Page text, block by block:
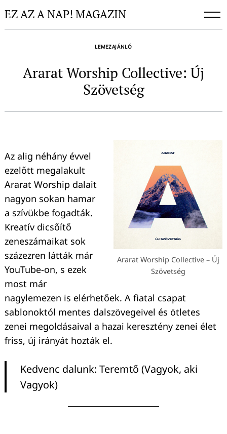
toEZ AZ A NAP! MAGAZIN
LEMEZAJÁNLÓ
Ararat Worship Collective: Új
Szövetség
Ararat Worship Collective – Új
Szövetség
Az alig néhány évvel
ezelőtt megalakult
Ararat Worship dalait
nagyon sokan hamar
a szívükbe fogadták.
Kreatív dicsőítő
zeneszámaikat sok
százezren látták már
YouTube-on, s ezek
most már
nagylemezen is elérhetőek. A fiatal csapat
sablonoktól mentes dalszövegeivel és ötletes
zenei megoldásaival a hazai keresztény zenei élet
friss, új irányát hozták el.
Kedvenc dalunk: Teremtő (Vagyok, aki
Vagyok)